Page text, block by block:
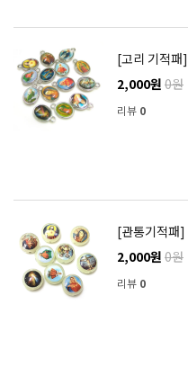
[고리 기적
2,000원 0원
리뷰 0
[관통기적패
2,000원 0원
리뷰 0